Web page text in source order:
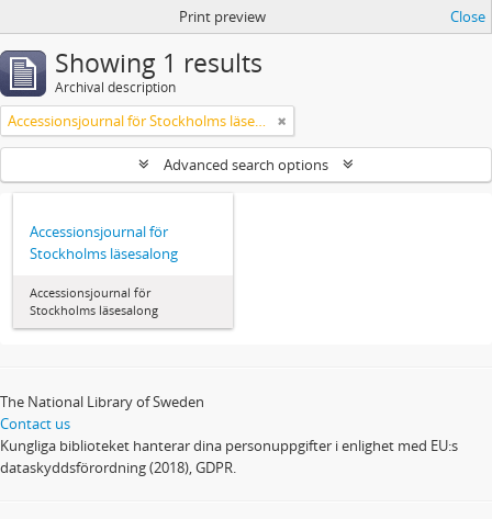
Print preview Close
Showing 1 results
Archival description
Accessionsjournal för Stockholms läsesalong
Advanced search options
Accessionsjournal för
Stockholms läsesalong
Accessionsjournal för
Stockholms läsesalong
The National Library of Sweden
Contact us
Kungliga biblioteket hanterar dina personuppgifter i enlighet med EU:s
dataskyddsförordning (2018), GDPR.